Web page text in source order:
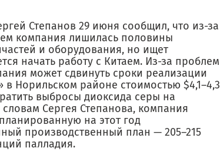
Степанов 29 июня сообщил, что из-за
компания лишилась половины
и оборудования, но ищет
начать работу с Китаем. Из-за проблем
может сдвинуть сроки реализации
в Норильском районе стоимостью $4,1–4,3
выбросы диоксида серы на
Сергея Степанова, компания
на этот год
производственный план — 205–215
палладия.